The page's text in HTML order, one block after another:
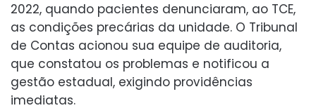
2022, quando pacientes denunciaram, ao TCE,
as condições precárias da unidade. O Tribunal
de Contas acionou sua equipe de auditoria,
que constatou os problemas e notificou a
gestão estadual, exigindo providências
imediatas.